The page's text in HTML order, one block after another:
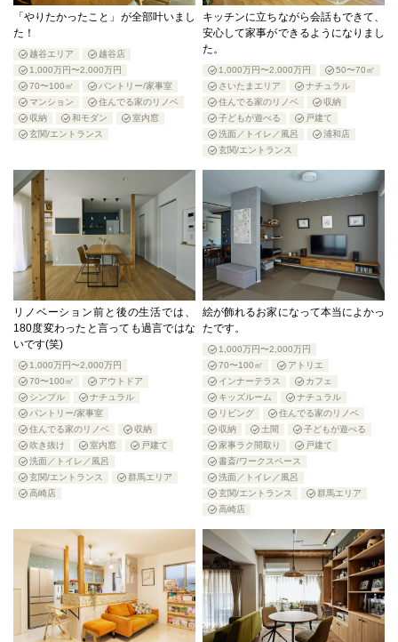
「やりたかったこと」が全部叶いまし
た！
越谷エリア
越谷店
1,000万円〜2,000万円
70〜100㎡
パントリー/家事室
マンション
住んでる家のリノベ
収納
和モダン
室内窓
玄関/エントランス
キッチンに立ちながら会話もできて、
安心して家事ができるようになりまし
た。
1,000万円〜2,000万円
50〜70㎡
さいたまエリア
ナチュラル
住んでる家のリノベ
収納
子どもが遊べる
戸建て
洗面／トイレ／風呂
浦和店
玄関/エントランス
リノベーション前と後の生活では、
180度変わったと言っても過言ではな
いです(笑)
1,000万円〜2,000万円
70〜100㎡
アウトドア
シンプル
ナチュラル
パントリー/家事室
住んでる家のリノベ
収納
吹き抜け
室内窓
戸建て
洗面／トイレ／風呂
玄関/エントランス
群馬エリア
高崎店
絵が飾れるお家になって本当によかっ
たです。
1,000万円〜2,000万円
70〜100㎡
アトリエ
インナーテラス
カフェ
キッズルーム
ナチュラル
リビング
住んでる家のリノベ
収納
土間
子どもが遊べる
家事ラク間取り
戸建て
書斎/ワークスペース
洗面／トイレ／風呂
玄関/エントランス
群馬エリア
高崎店